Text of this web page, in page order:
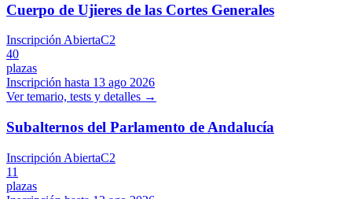
Cuerpo de Ujieres de las Cortes Generales
Inscripción AbiertaC2
40
plazas
Inscripción hasta 13 ago 2026
Ver temario, tests y detalles →
Subalternos del Parlamento de Andalucía
Inscripción AbiertaC2
11
plazas